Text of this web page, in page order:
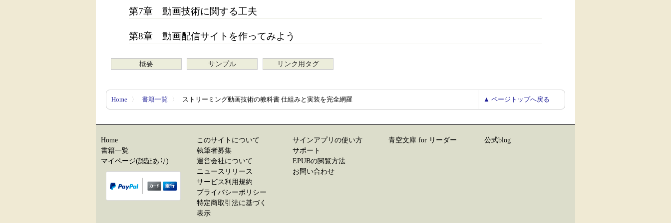
第7章 動画技術に関する工夫
第8章 動画配信サイトを作ってみよう
概要 サンプル リンク用タグ
Home 〉 書籍一覧 〉 ストリーミング動画技術の教科書 仕組みと実装を完全網羅 ▲ ページトップへ戻る
Home
書籍一覧
マイページ(認証あり)
このサイトについて
執筆者募集
運営会社について
ニュースリリース
サービス利用規約
プライバシーポリシー
特定商取引法に基づく
表示
サインアプリの使い方
サポート
EPUBの閲覧方法
お問い合わせ
青空文庫 for リーダー 公式blog